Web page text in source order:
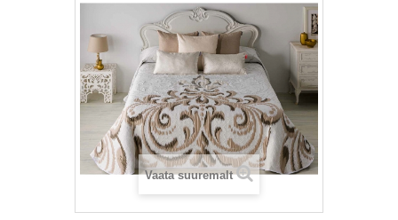
Vaata suuremalt